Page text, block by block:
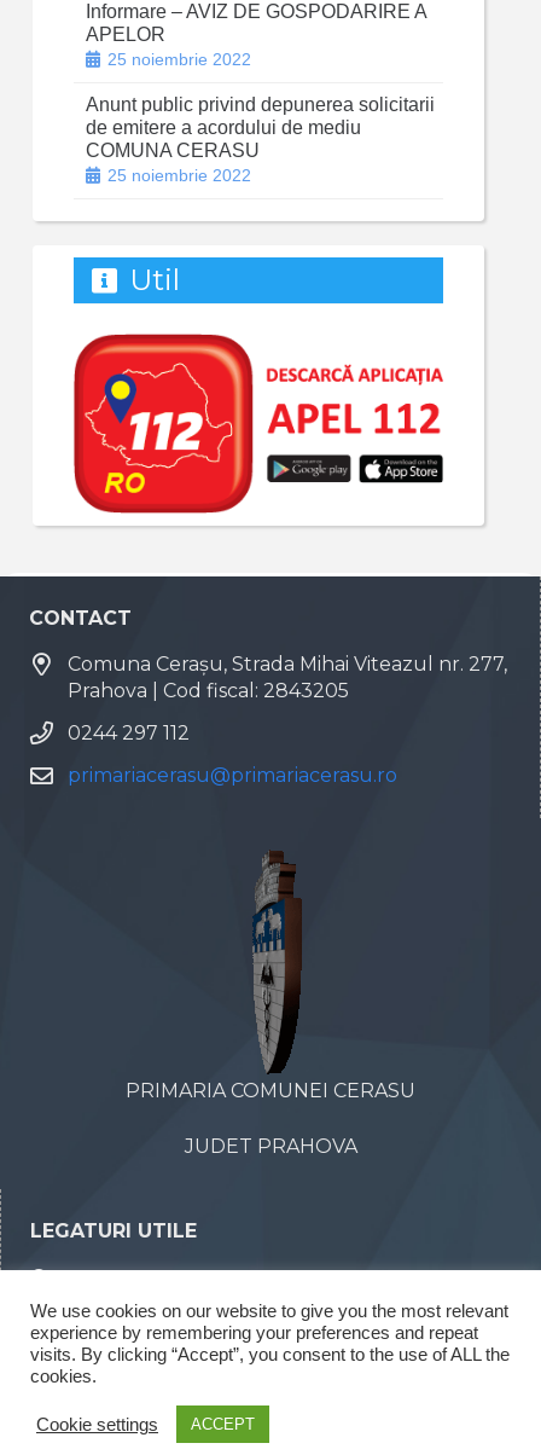
Informare – AVIZ DE GOSPODARIRE A
APELOR
25 noiembrie 2022
Anunt public privind depunerea solicitarii
de emitere a acordului de mediu
COMUNA CERASU
25 noiembrie 2022
Util
CONTACT
Comuna Cerașu, Strada Mihai Viteazul nr. 277,
Prahova | Cod fiscal: 2843205
0244 297 112
primariacerasu@primariacerasu.ro
PRIMARIA COMUNEI CERASU
JUDET PRAHOVA
LEGATURI UTILE
Declaratii de interese
Rapoarte legea 52/2003
We use cookies on our website to give you the most relevant
experience by remembering your preferences and repeat
visits. By clicking “Accept”, you consent to the use of ALL the
cookies.
Cookie settings ACCEPT